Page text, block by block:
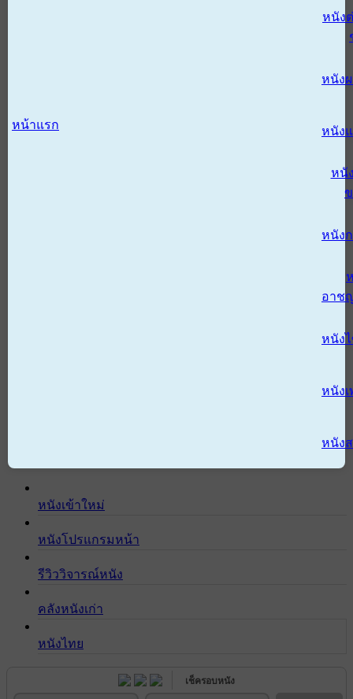
หน้าแรก
หนัง
หนัง
หนัง
หนั
หนัง
อาช
หนัง
หนังเ
หนัง
หนังเข้าใหม่
หนังโปรแกรมหน้า
รีวิววิจารณ์หนัง
คลังหนังเก่า
หนังไทย
เช็ครอบหนัง